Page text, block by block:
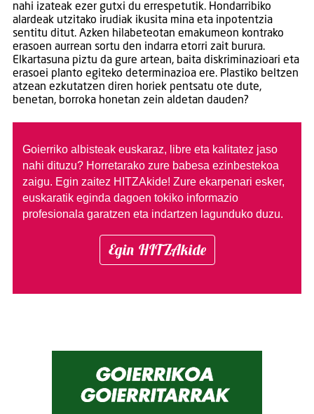
nahi izateak ezer gutxi du errespetutik. Hondarribiko
alardeak utzitako irudiak ikusita mina eta inpotentzia
sentitu ditut. Azken hilabeteotan emakumeon kontrako
erasoen aurrean sortu den indarra etorri zait burura.
Elkartasuna piztu da gure artean, baita diskriminazioari eta
erasoei planto egiteko determinazioa ere. Plastiko beltzen
atzean ezkutatzen diren horiek pentsatu ote dute,
benetan, borroka honetan zein aldetan dauden?
Goierriko albisteak euskaraz, libre eta kalitatez jaso
nahi dituzu? Horretarako zure babesa ezinbestekoa
zaigu. Egin zaitez HITZAkide! Zure ekarpenari esker,
euskaratik eginda dagoen tokiko informazio
profesionala garatzen eta indartzen lagunduko duzu.
Egin HITZAkide